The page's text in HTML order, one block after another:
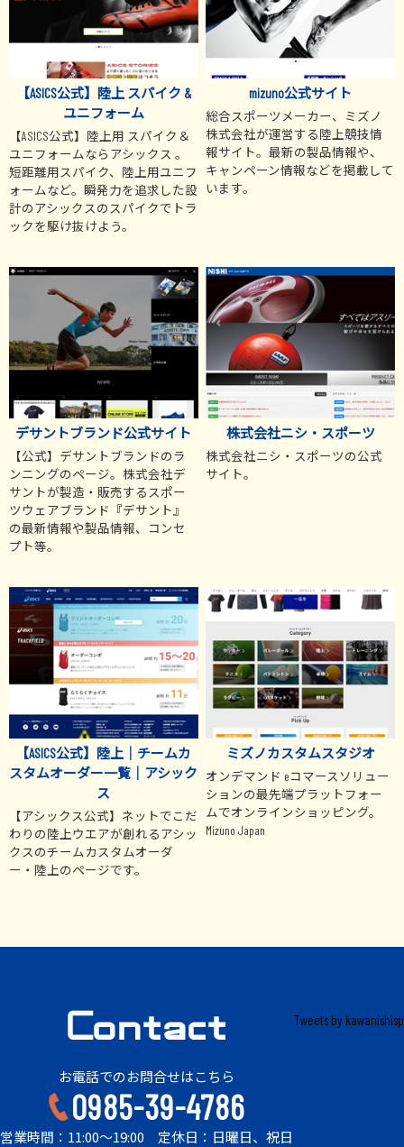
【ASICS公式】陸上 スパイク &
ユニフォーム
【ASICS公式】陸上用 スパイク＆
ユニフォームならアシックス 。
短距離用スパイク、陸上用ユニフ
ォームなど。瞬発力を追求した設
計のアシックスのスパイクでトラ
ックを駆け抜けよう。
mizuno公式サイト
総合スポーツメーカー、ミズノ
株式会社が運営する陸上競技情
報サイト。最新の製品情報や、
キャンペーン情報などを掲載して
います。
デサントブランド公式サイト
【公式】デサントブランドのラ
ンニングのページ。株式会社デ
サントが製造・販売するスポー
ツウェアブランド『デサント』
の最新情報や製品情報、コンセ
プト等。
株式会社ニシ・スポーツ
株式会社ニシ・スポーツの公式
サイト。
【ASICS公式】陸上｜チームカ
スタムオーダー一覧｜アシック
ス
【アシックス公式】ネットでこだ
わりの陸上ウエアが創れるアシッ
クスのチームカスタムオーダ
ー・陸上のページです。
ミズノカスタムスタジオ
オンデマンド eコマースソリュー
ションの最先端プラットフォー
ムでオンラインショッピング。
Mizuno Japan
お電話でのお問合せはこちら
0985-39-4786
営業時間：11:00～19:00 定休日：日曜日、祝日
Tweets by kawanishisp